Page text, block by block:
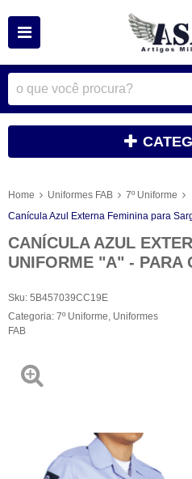
Home Uniformes FAB
7º Uniforme
Canícula Azul Externa Feminina para
CANÍCULA AZUL
UNIFORME "A" - PARA
Sku: 5B457039CC19E
Categoria: 7º Uniforme Uniformes
FAB